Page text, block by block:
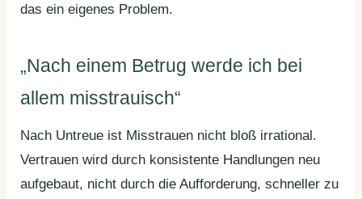
das ein eigenes Problem.
„Nach einem Betrug werde ich bei
allem misstrauisch“
Nach Untreue ist Misstrauen nicht bloß irrational.
Vertrauen wird durch konsistente Handlungen neu
aufgebaut, nicht durch die Aufforderung, schneller zu